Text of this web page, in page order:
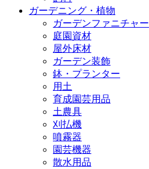
ガーデニング・植物
ガーデンファニチャー
庭園資材
屋外床材
ガーデン装飾
鉢・プランター
用土
育成園芸用品
土農具
刈払機
噴霧器
園芸機器
散水用品